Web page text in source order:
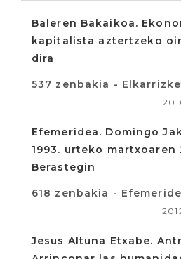
Baleren Bakaikoa.
kapitalista aztertzeko
dira
537 zenbakia -
Efemeridea. Domingo
1993. urteko martxoaren
Berastegin
618 zenbakia -
Jesus Altuna Etxabe.